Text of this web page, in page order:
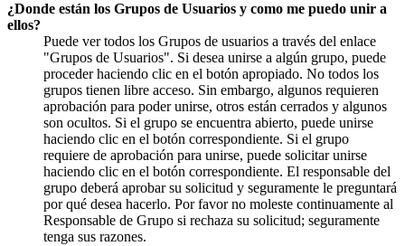
¿Donde están los Grupos de Usuarios y como me puedo unir a
ellos?
Puede ver todos los Grupos de usuarios a través del enlace
"Grupos de Usuarios". Si desea unirse a algún grupo, puede
proceder haciendo clic en el botón apropiado. No todos los
grupos tienen libre acceso. Sin embargo, algunos requieren
aprobación para poder unirse, otros están cerrados y algunos
son ocultos. Si el grupo se encuentra abierto, puede unirse
haciendo clic en el botón correspondiente. Si el grupo
requiere de aprobación para unirse, puede solicitar unirse
haciendo clic en el botón correspondiente. El responsable del
grupo deberá aprobar su solicitud y seguramente le preguntará
por qué desea hacerlo. Por favor no moleste continuamente al
Responsable de Grupo si rechaza su solicitud; seguramente
tenga sus razones.